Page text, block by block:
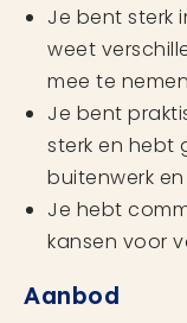
Je bent sterk
weet
mee te
Je bent
sterk en hebt
buitenwerk
Je hebt
kansen voor
Aanbod